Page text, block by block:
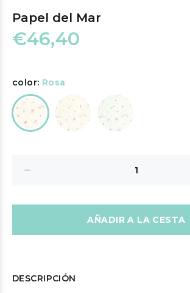
Papel del Mar
€46,40
color: Rosa
AÑADIR A LA CESTA
DESCRIPCIÓN